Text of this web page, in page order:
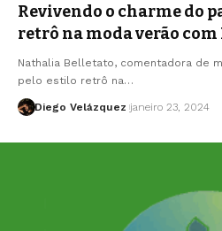
Revivendo o charme do
retrô na moda verão
Nathalia Belletato, comentadora de
pelo estilo retrô na…
Diego Velázquez janeiro 23, 2024